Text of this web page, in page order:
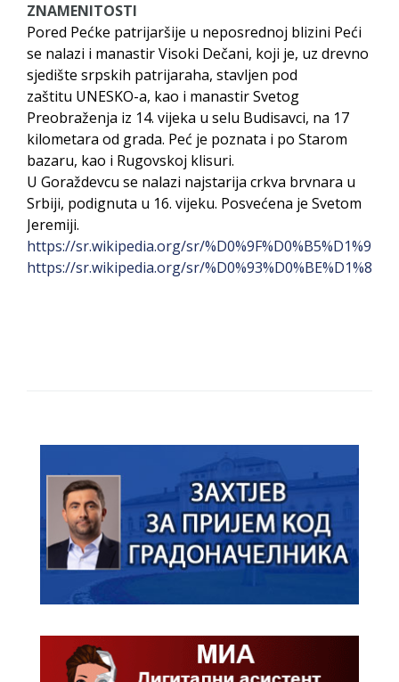
ZNAMENITOSTI
Pored Pećke patrijaršije u neposrednoj blizini Peći
se nalazi i manastir Visoki Dečani, koji je, uz drevno
sjedište srpskih patrijaraha, stavljen pod
zaštitu UNESKO-a, kao i manastir Svetog
Preobraženja iz 14. vijeka u selu Budisavci, na 17
kilometara od grada. Peć je poznata i po Starom
bazaru, kao i Rugovskoj klisuri.
U Goraždevcu se nalazi najstarija crkva brvnara u
Srbiji, podignuta u 16. vijeku. Posvećena je Svetom
Jeremiji.
https://sr.wikipedia.org/sr/%D0%9F%D0%B5%D1%9B
https://sr.wikipedia.org/sr/